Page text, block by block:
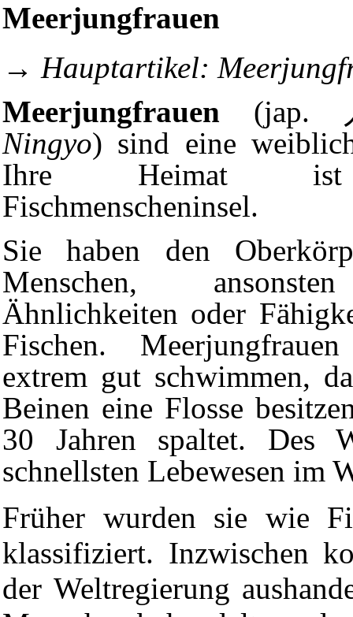
Meerjungfrauen
→ Hauptartikel:
Meerjungfrauen (jap.
Ningyo) sind eine
Ihre Heimat
Fischmenscheninsel.
Sie haben den
Menschen,
Ähnlichkeiten oder
Fischen.
extrem gut schwimmen,
Beinen eine Flosse
30 Jahren spaltet. Des
schnellsten Lebewesen im
Früher wurden sie wie
klassifiziert. Inzwischen
der Weltregierung